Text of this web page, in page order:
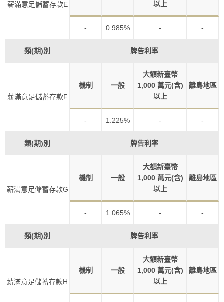
薪滿意足儲蓄存款E
以上
- 0.985% - -
類(期)別 牌告利率
薪滿意足儲蓄存款F
機制 一般
大額新臺幣
1,000 萬元(含)
以上
離島地區
- 1.225% - -
類(期)別 牌告利率
薪滿意足儲蓄存款G
機制 一般
大額新臺幣
1,000 萬元(含)
以上
離島地區
- 1.065% - -
類(期)別 牌告利率
薪滿意足儲蓄存款H
機制 一般
大額新臺幣
1,000 萬元(含)
以上
離島地區